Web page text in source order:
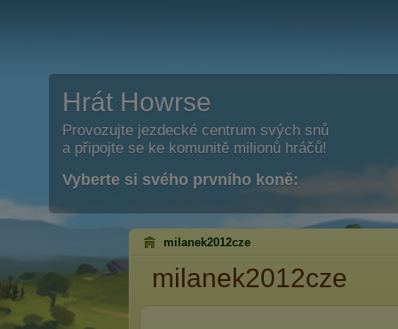
Hrát Howrse
Provozujte jezdecké centrum svých snů
a připojte se ke komunitě milionů hráčů!
Vyberte si svého prvního koně:
milanek2012cze
milanek2012cze